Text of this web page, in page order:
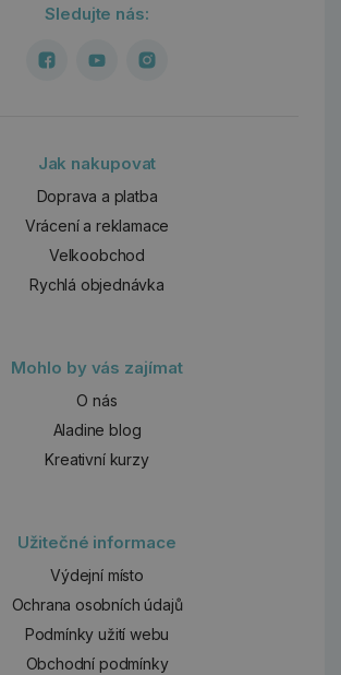
Sledujte nás:
Jak nakupovat
Doprava a platba
Vrácení a reklamace
Velkoobchod
Rychlá objednávka
Mohlo by vás zajímat
O nás
Aladine blog
Kreativní kurzy
Užitečné informace
Výdejní místo
Ochrana osobních údajů
Podmínky užití webu
Obchodní podmínky